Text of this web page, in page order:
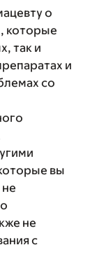
о
которые
так и
и
со
вы
не
с